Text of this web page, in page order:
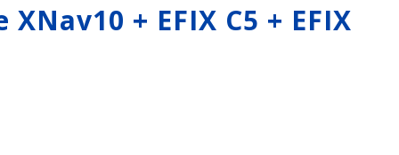
Agisoft
+ EFIX C5 + EFIX